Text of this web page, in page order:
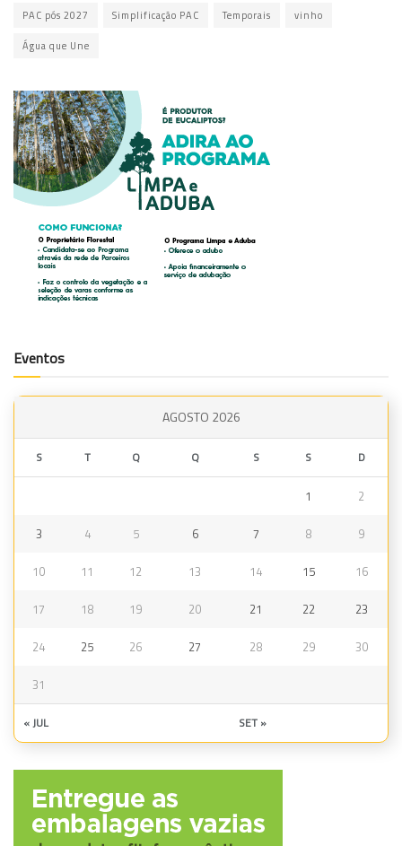
PAC pós 2027 Simplificação PAC Temporais vinho
Água que Une
Eventos
AGOSTO 2026
S T Q Q S S D
1 2
3 4 5 6 7 8 9
10 11 12 13 14 15 16
17 18 19 20 21 22 23
24 25 26 27 28 29 30
31
« JUL SET »